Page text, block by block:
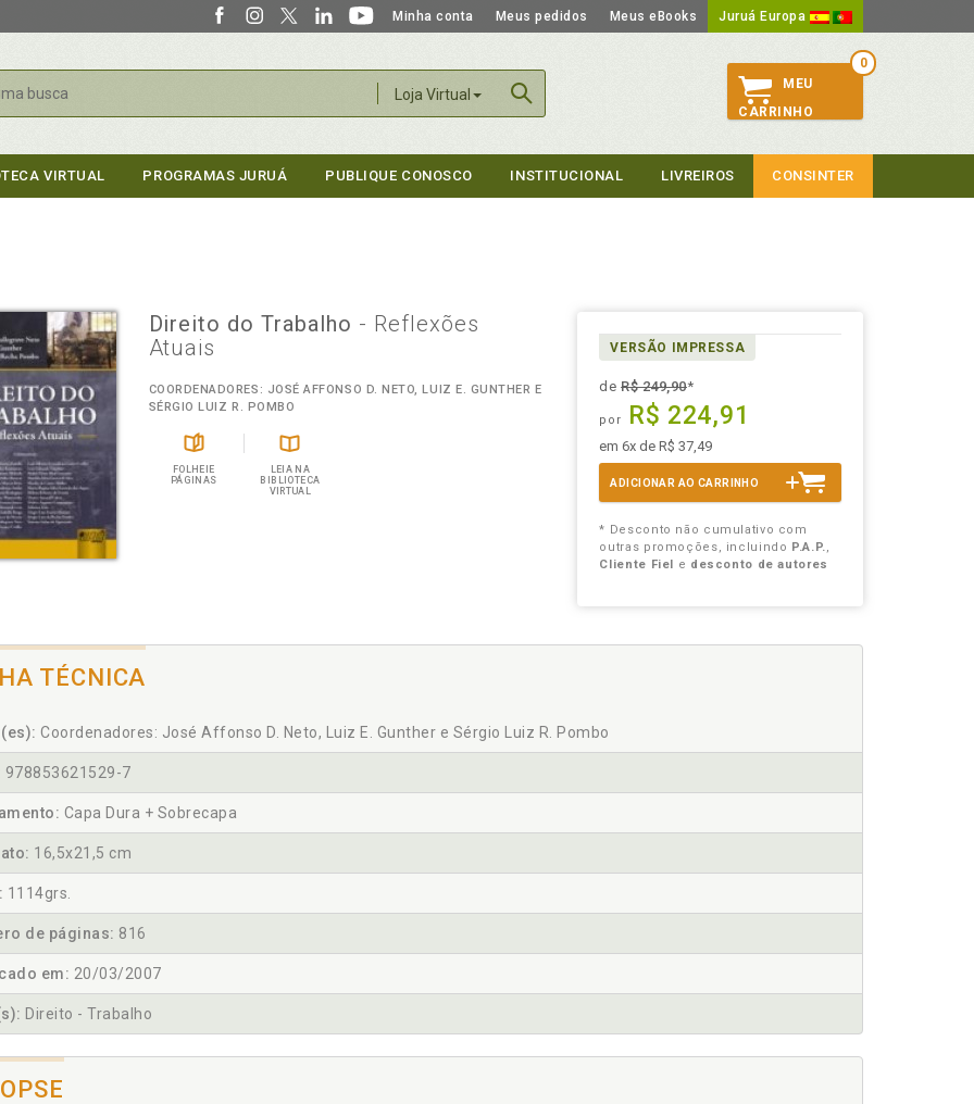
Minha conta Meus pedidos Meus eBooks Juruá Europa
Loja Virtual
0
MEU
CARRINHO
VIRTUAL PROGRAMAS JURUÁ PUBLIQUE CONOSCO INSTITUCIONAL LIVREIROS CONSINTER
Direito do Trabalho - Reflexões
Atuais
COORDENADORES: JOSÉ AFFONSO D. NETO, LUIZ E. GUNTHER E
SÉRGIO LUIZ R. POMBO
FOLHEIE
PÁGINAS
LEIA NA
BIBLIOTECA
VIRTUAL
VERSÃO IMPRESSA
deR$ 249,90*
por R$ 224,91
em 6x de R$ 37,49
ADICIONAR AO CARRINHO
* Desconto não cumulativo com
outras promoções, incluindo P.A.P.,
Cliente Fiel e desconto de autores
TÉCNICA
Coordenadores: José Affonso D. Neto, Luiz E. Gunther e Sérgio Luiz R. Pombo
978853621529-7
Capa Dura + Sobrecapa
16,5x21,5 cm
1114grs.
de páginas: 816
em: 20/03/2007
Direito - Trabalho